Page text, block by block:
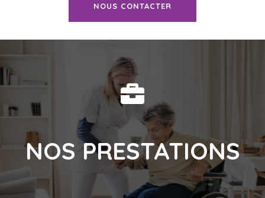
NOUS CONTACTER

NOS PRESTATIONS